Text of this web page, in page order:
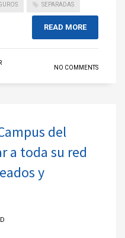
SEPARADAS
READ MORE
NO COMMENTS
del
a toda su red
y